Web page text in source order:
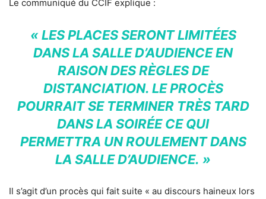
Le communiqué du CCIF explique :
« LES PLACES SERONT LIMITÉES
DANS LA SALLE D’AUDIENCE EN
RAISON DES RÈGLES DE
DISTANCIATION. LE PROCÈS
POURRAIT SE TERMINER TRÈS TARD
DANS LA SOIRÉE CE QUI
PERMETTRA UN ROULEMENT DANS
LA SALLE D’AUDIENCE. »
Il s’agit d’un procès qui fait suite « au discours haineux lors